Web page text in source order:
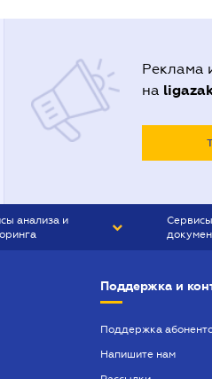
Реклама
на
анализа и
Поддержка и
Поддержка
Напишите нам